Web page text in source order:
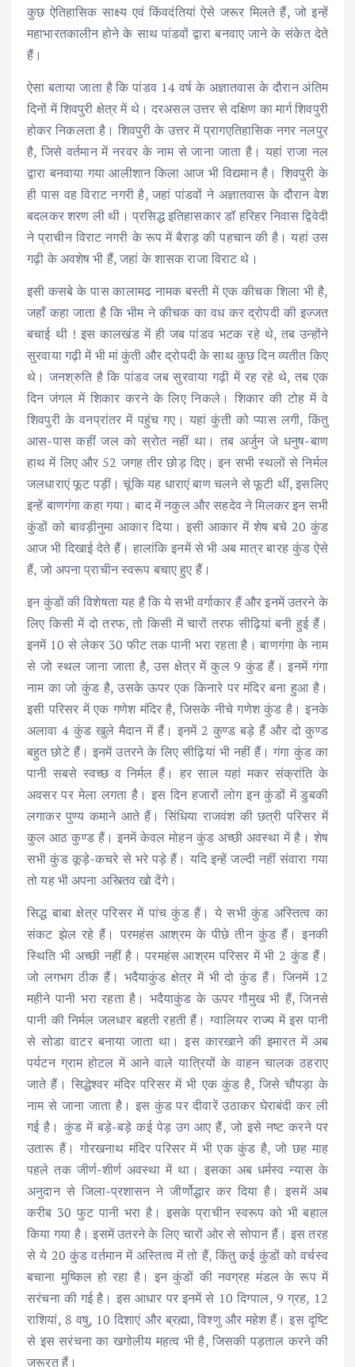
कुछ ऐतिहासिक साक्ष्य एवं किंवदंतियां ऐसे जरूर मिलते हैं, जो इन्हें
महाभारतकालीन होने के साथ पांडवों द्वारा बनवाए जाने के संकेत देते
हैं।
ऐसा बताया जाता है कि पांडव 14 वर्ष के अज्ञातवास के दौरान अंतिम
दिनों में शिवपुरी क्षेत्र में थे। दरअसल उत्तर से दक्षिण का मार्ग शिवपुरी
होकर निकलता है। शिवपुरी के उत्तर में प्रागएतिहासिक नगर नलपुर
है, जिसे वर्तमान में नरवर के नाम से जाना जाता है। यहां राजा नल
द्वारा बनवाया गया आलीशान किला आज भी विद्यमान है। शिवपुरी के
ही पास वह विराट नगरी है, जहां पांडवों ने अज्ञातवास के दौरान वेश
बदलकर शरण ली थी। प्रसिद्ध इतिहासकार डॉ हरिहर निवास द्विवेदी
ने प्राचीन विराट नगरी के रूप में बैराड़ की पहचान की है। यहां उस
गढ़ी के अवशेष भी हैं, जहां के शासक राजा विराट थे।
इसी कसबे के पास कालामढ नामक बस्ती में एक कीचक शिला भी है,
जहाँ कहा जाता है कि भीम ने कीचक का वध कर द्रोपदी की इज्जत
बचाई थी ! इस कालखंड में ही जब पांडव भटक रहे थे, तब उन्होंने
सुरवाया गढ़ी में भी मां कुंती और द्रोपदी के साथ कुछ दिन व्यतीत किए
थे। जनश्रुति है कि पांडव जब सुरवाया गढ़ी में रह रहे थे, तब एक
दिन जंगल में शिकार करने के लिए निकले। शिकार की टोह में वे
शिवपुरी के वनप्रांतर में पहुंच गए। यहां कुंती को प्यास लगी, किंतु
आस-पास कहीं जल को स्रोत नहीं था। तब अर्जुन जे धनुष-बाण
हाथ में लिए और 52 जगह तीर छोड़ दिए। इन सभी स्थलों से निर्मल
जलधाराएं फूट पड़ीं। चूंकि यह धाराएं बाण चलने से फूटी थीं, इसलिए
इन्हें बाणगंगा कहा गया। बाद में नकुल और सहदेव ने मिलकर इन सभी
कुंडों को बावड़ीनुमा आकार दिया। इसी आकार में शेष बचे 20 कुंड
आज भी दिखाई देते हैं। हालांकि इनमें से भी अब मात्र बारह कुंड ऐसे
हैं, जो अपना प्राचीन स्वरूप बचाए हुए हैं।
इन कुंडों की विशेषता यह है कि ये सभी वर्गाकार हैं और इनमें उतरने के
लिए किसी में दो तरफ, तो किसी में चारों तरफ सीढ़ियां बनी हुई हैं।
इनमें 10 से लेकर 30 फीट तक पानी भरा रहता है। बाणगंगा के नाम
से जो स्थल जाना जाता है, उस क्षेत्र में कुल 9 कुंड हैं। इनमें गंगा
नाम का जो कुंड है, उसके ऊपर एक किनारे पर मंदिर बना हुआ है।
इसी परिसर में एक गणेश मंदिर है, जिसके नीचे गणेश कुंड है। इनके
अलावा 4 कुंड खुले मैदान में हैं। इनमें 2 कुण्ड बड़े हैं और दो कुण्ड
बहुत छोटे हैं। इनमें उतरने के लिए सीढ़ियां भी नहीं हैं। गंगा कुंड का
पानी सबसे स्वच्छ व निर्मल हैं। हर साल यहां मकर संक्रांति के
अवसर पर मेला लगता है। इस दिन हजारों लोग इन कुंडों में डुबकी
लगाकर पुण्य कमाने आते हैं। सिंधिया राजवंश की छत्री परिसर में
कुल आठ कुण्ड हैं। इनमें केवल मोहन कुंड अच्छी अवस्था में है। शेष
सभी कुंड कूड़े-कचरे से भरे पड़े हैं। यदि इन्हें जल्दी नहीं संवारा गया
तो यह भी अपना अस्त्तिव खो देंगे।
सिद्ध बाबा क्षेत्र परिसर में पांच कुंड हैं। ये सभी कुंड अस्तित्व का
संकट झेल रहे हैं। परमहंस आश्रम के पीछे तीन कुंड हैं। इनकी
स्थिति भी अच्छी नहीं है। परमहंस आश्रम परिसर में भी 2 कुंड हैं।
जो लगभग ठीक हैं। भदैयाकुंड क्षेत्र में भी दो कुंड हैं। जिनमें 12
महीने पानी भरा रहता है। भदैयाकुंड के ऊपर गौमुख भी हैं, जिनसे
पानी की निर्मल जलधार बहती रहती हैं। ग्वालियर राज्य में इस पानी
से सोडा वाटर बनाया जाता था। इस कारखाने की इमारत में अब
पर्यटन ग्राम होटल में आने वाले यात्रियों के वाहन चालक ठहराए
जाते हैं। सिद्धेश्वर मंदिर परिसर में भी एक कुंड है, जिसे चौपड़ा के
नाम से जाना जाता है। इस कुंड पर दीवारें उठाकर घेराबंदी कर ली
गई है। कुंड में बड़े-बड़े कई पेड़ उग आए हैं, जो इसे नष्ट करने पर
उतारू हैं। गोरखनाथ मंदिर परिसर में भी एक कुंड है, जो छह माह
पहले तक जीर्ण-शीर्ण अवस्था में था। इसका अब धर्मस्व न्यास के
अनुदान से जिला-प्रशासन ने जीर्णोद्धार कर दिया है। इसमें अब
करीब 30 फुट पानी भरा है। इसके प्राचीन स्वरूप को भी बहाल
किया गया है। इसमें उतरने के लिए चारों ओर से सोपान हैं। इस तरह
से ये 20 कुंड वर्तमान में अस्तित्व में तो हैं, किंतु कई कुंडों को वर्चस्व
बचाना मुष्किल हो रहा है। इन कुंडों की नवग्रह मंडल के रूप में
सरंचना की गई है। इस आधार पर इनमें से 10 दिग्पाल, 9 ग्रह, 12
राशियां, 8 वषु, 10 दिशाएं और ब्रह्मा, विश्णु और महेश हैं। इस दृष्टि
से इस सरंचना का खगोलीय महत्व भी है, जिसकी पड़ताल करने की
जरूरत हैं।